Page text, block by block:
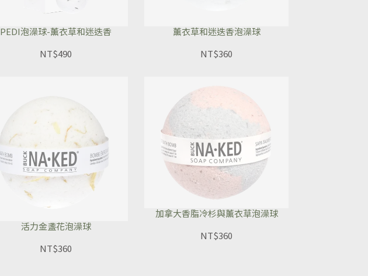
PEDI泡澡球-薰衣草和迷迭香
NT$490
薰衣草和迷迭香泡澡球
NT$360
活力金盞花泡澡球
NT$360
加拿大香脂冷杉與薰衣草泡澡球
NT$360